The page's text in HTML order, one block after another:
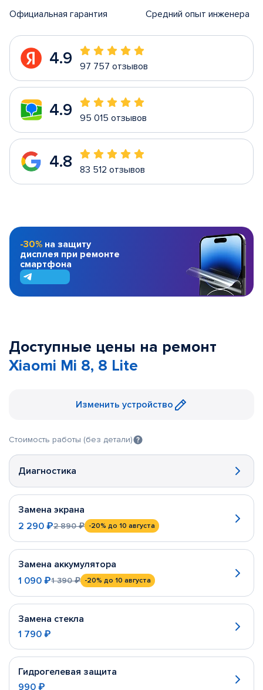
Официальная гарантия Средний опыт инженера
4.9 97 757 отзывов
4.9 95 015 отзывов
4.8 83 512 отзывов
-30% на защиту
дисплея при ремонте
смартфона
Доступные цены на ремонт
Xiaomi Mi 8, 8 Lite
Изменить устройство
Стоимость работы (без детали)
Диагностика
Замена экрана
2 290 ₽2 890 ₽ -20% до 10 августа
Замена аккумулятора
1 090 ₽1 390 ₽ -20% до 10 августа
Замена стекла
1 790 ₽
Гидрогелевая защита
990 ₽